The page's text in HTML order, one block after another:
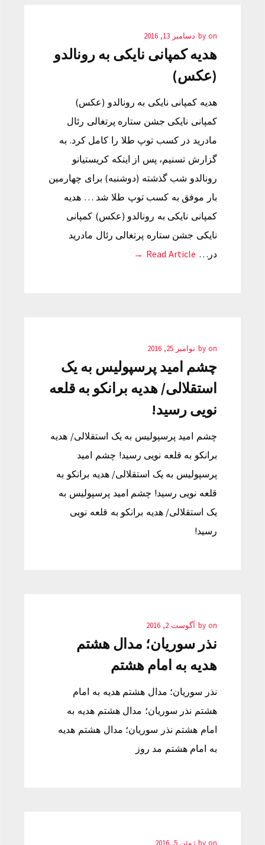
by on دسامبر 13, 2016
هدیه کمپانی نایکی به رونالدو
(عکس)
هدیه کمپانی نایکی به رونالدو (عکس)
کمپانی نایکی جشن ستاره پرتغالی رئال
مادرید در کسب توپ طلا را کامل کرد. به
گزارش تسنیم، پس از اینکه کریستیانو
رونالدو شب گذشته (دوشنبه) برای چهارمین
بار موفق به کسب توپ طلا شد … هدیه
کمپانی نایکی به رونالدو (عکس) کمپانی
نایکی جشن ستاره پرتغالی رئال مادرید
در… Read Article →
by on نوامبر 25, 2016
چشم امید پرسپولیس به یک
استقلالی/ هدیه برانکو به قلعه
نویی رسید!
چشم امید پرسپولیس به یک استقلالی/ هدیه
برانکو به قلعه نویی رسید! چشم امید
پرسپولیس به یک استقلالی/ هدیه برانکو به
قلعه نویی رسید! چشم امید پرسپولیس به
یک استقلالی/ هدیه برانکو به قلعه نویی
رسید!
by on آگوست 2, 2016
نذر سوریان؛ مدال هشتم
هدیه به امام هشتم
نذر سوریان؛ مدال هشتم هدیه به امام
هشتم نذر سوریان؛ مدال هشتم هدیه به
امام هشتم نذر سوریان؛ مدال هشتم هدیه
به امام هشتم مد روز
by on ژوئن 5, 2016